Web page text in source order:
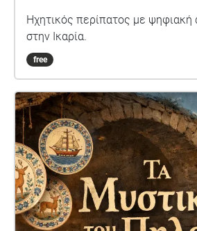
Ηχητικός περίπατος με ψηφιακή
στην Ικαρία.
free